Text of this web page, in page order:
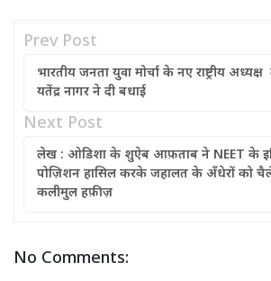
Prev Post
भारतीय जनता युवा मोर्चा के नए राष्ट्रीय
यतेंद्र नागर ने दी बधाई
Next Post
लेख : ओडिशा के शुऐब आफ़ताब ने NEET के
पोज़िशन हासिल करके जहालत के अँधेरों को
कलीमुल हफ़ीज़
No Comments: